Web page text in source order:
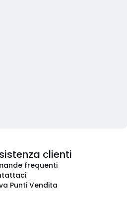
clienti
frequenti
Punti Vendita